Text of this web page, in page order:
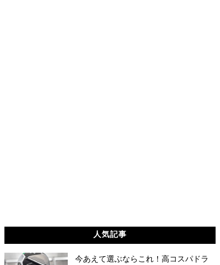
人気記事
今あえて選ぶならこれ！高コスパドラ